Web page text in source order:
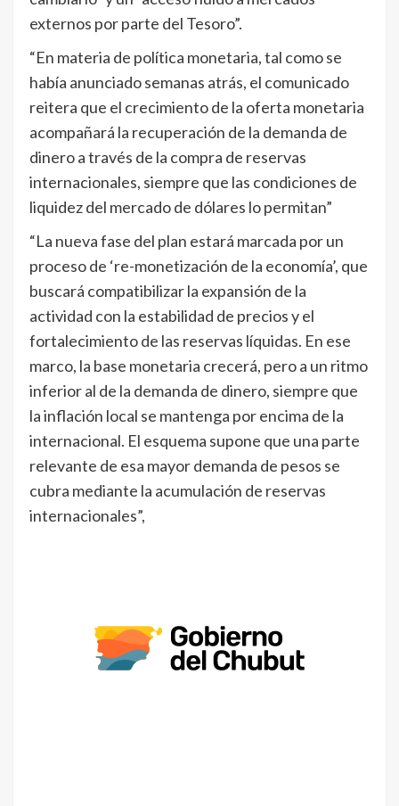
externos por parte del Tesoro”.
“En materia de política monetaria, tal como se
había anunciado semanas atrás, el comunicado
reitera que el crecimiento de la oferta monetaria
acompañará la recuperación de la demanda de
dinero a través de la compra de reservas
internacionales, siempre que las condiciones de
liquidez del mercado de dólares lo permitan”
“La nueva fase del plan estará marcada por un
proceso de ‘re-monetización de la economía’, que
buscará compatibilizar la expansión de la
actividad con la estabilidad de precios y el
fortalecimiento de las reservas líquidas. En ese
marco, la base monetaria crecerá, pero a un ritmo
inferior al de la demanda de dinero, siempre que
la inflación local se mantenga por encima de la
internacional. El esquema supone que una parte
relevante de esa mayor demanda de pesos se
cubra mediante la acumulación de reservas
internacionales”,